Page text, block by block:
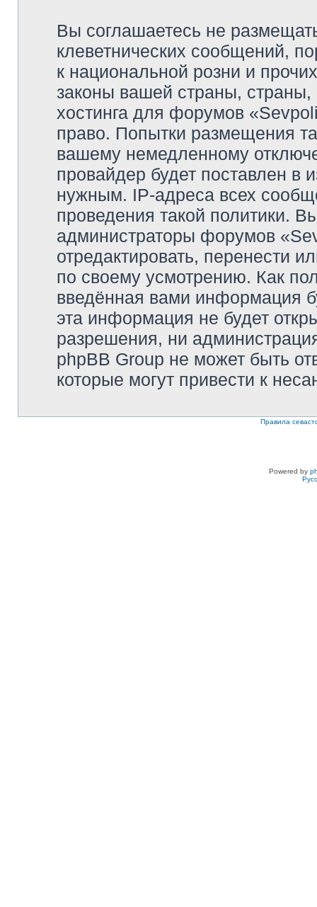
Вы соглашаетесь не
клеветнических сообщений,
к национальной розни и
законы вашей страны, страны,
хостинга для форумов
право. Попытки размещения
вашему немедленному
провайдер будет поставлен в
нужным. IP-адреса всех
проведения такой политики.
администраторы форумов
отредактировать, перенести
по своему усмотрению. Как
введённая вами информация
эта информация не будет
разрешения, ни
phpBB Group не может быть
которые могут привести к
Правила
Powered by